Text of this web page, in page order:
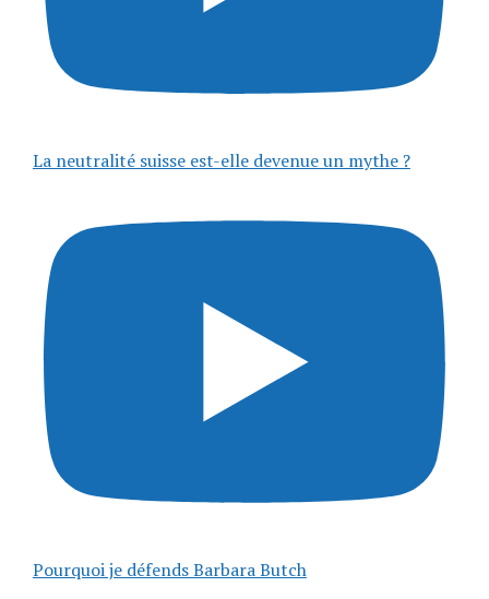
La neutralité suisse est-elle devenue un mythe ?
Pourquoi je défends Barbara Butch